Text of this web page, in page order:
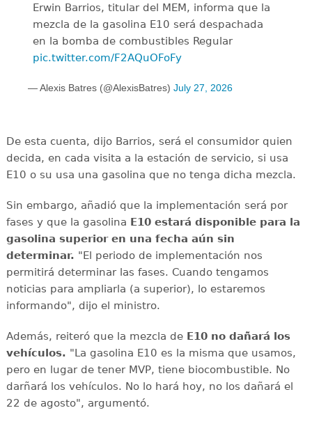
Erwin Barrios, titular del MEM, informa que la
mezcla de la gasolina E10 será despachada
en la bomba de combustibles Regular
pic.twitter.com/F2AQuOFoFy
— Alexis Batres (@AlexisBatres) July 27, 2026
De esta cuenta, dijo Barrios, será el consumidor quien
decida, en cada visita a la estación de servicio, si usa
E10 o su usa una gasolina que no tenga dicha mezcla.
Sin embargo, añadió que la implementación será por
fases y que la gasolina E10 estará disponible para la
gasolina superior en una fecha aún sin
determinar. "El periodo de implementación nos
permitirá determinar las fases. Cuando tengamos
noticias para ampliarla (a superior), lo estaremos
informando", dijo el ministro.
Además, reiteró que la mezcla de E10 no dañará los
vehículos. "La gasolina E10 es la misma que usamos,
pero en lugar de tener MVP, tiene biocombustible. No
darñará los vehículos. No lo hará hoy, no los dañará el
22 de agosto", argumentó.